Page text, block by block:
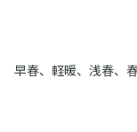
早春、軽暖、浅春、